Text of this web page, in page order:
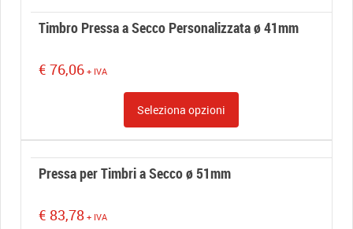
Timbro Pressa a Secco Personalizzata ø 41mm
€ 76,06 + IVA
Seleziona opzioni
Pressa per Timbri a Secco ø 51mm
€ 83,78 + IVA